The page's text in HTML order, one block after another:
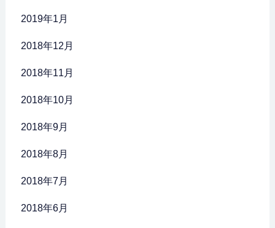
2019年1月
2018年12月
2018年11月
2018年10月
2018年9月
2018年8月
2018年7月
2018年6月